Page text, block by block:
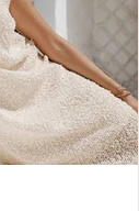
Cet espr